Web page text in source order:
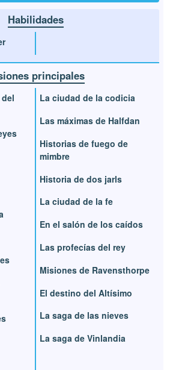
Habilidades
principales
La ciudad de la codicia
Las máximas de Halfdan
Historias de fuego de
mimbre
Historia de dos jarls
La ciudad de la fe
En el salón de los caídos
Las profecías del rey
Misiones de Ravensthorpe
El destino del Altísimo
La saga de las nieves
La saga de Vinlandia